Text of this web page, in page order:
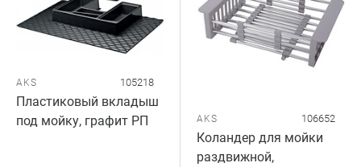
AKS 105218
Пластиковый вкладыш
под мойку, графит РП
AKS 106652
Коландер для мойки
раздвижной,